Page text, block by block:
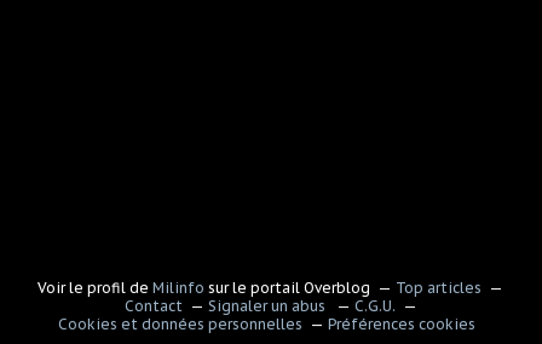
Voir le profil deMilinfo sur le portail Overblog
Top articles
Contact
Signaler un abus
C.G.U.
Cookies et données personnelles
Préférences cookies